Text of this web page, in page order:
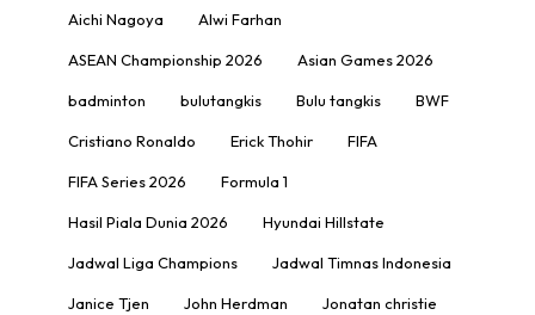
Aichi Nagoya Alwi Farhan
ASEAN Championship 2026 Asian Games 2026
badminton bulutangkis Bulu tangkis BWF
Cristiano Ronaldo Erick Thohir FIFA
FIFA Series 2026 Formula 1
Hasil Piala Dunia 2026 Hyundai Hillstate
Jadwal Liga Champions Jadwal Timnas Indonesia
Janice Tjen John Herdman Jonatan christie